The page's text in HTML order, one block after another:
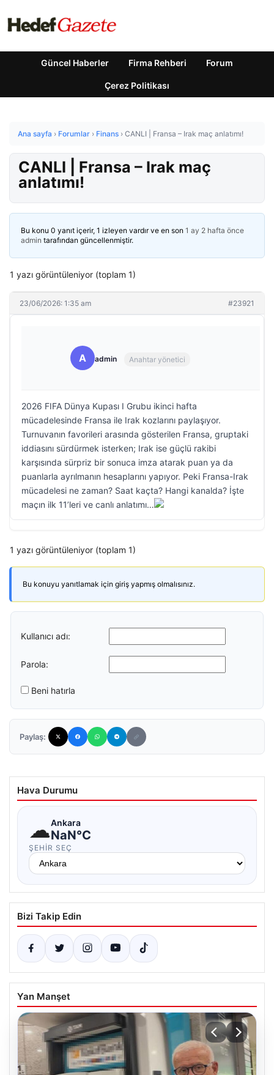
Güncel Haberler Firma Rehberi Forum
Çerez Politikası
Ana sayfa › Forumlar › Finans › CANLI | Fransa – Irak maç anlatımı!
CANLI | Fransa – Irak maç
anlatımı!
Bu konu 0 yanıt içerir, 1 izleyen vardır ve en son 1 ay 2 hafta önce
admin tarafından güncellenmiştir.
1 yazı görüntüleniyor (toplam 1)
23/06/2026: 1:35 am #23921
A admin Anahtar yönetici
2026 FIFA Dünya Kupası I Grubu ikinci hafta
mücadelesinde Fransa ile Irak kozlarını paylaşıyor.
Turnuvanın favorileri arasında gösterilen Fransa, gruptaki
iddiasını sürdürmek isterken; Irak ise güçlü rakibi
karşısında sürpriz bir sonuca imza atarak puan ya da
puanlarla ayrılmanın hesaplarını yapıyor. Peki Fransa-Irak
mücadelesi ne zaman? Saat kaçta? Hangi kanalda? İşte
maçın ilk 11’leri ve canlı anlatımı…
1 yazı görüntüleniyor (toplam 1)
Bu konuyu yanıtlamak için giriş yapmış olmalısınız.
Kullanıcı adı:
Parola:
Beni hatırla
Paylaş:
Hava Durumu
☁Ankara
NaN°C
ŞEHIR SEÇ
Bizi Takip Edin
Yan Manşet